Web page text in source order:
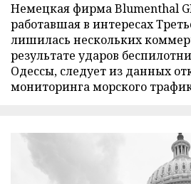
Немецкая фирма Blumenthal
работавшая в интересах
лишилась нескольких
результате ударов
Одессы, следует из данных
мониторинга морского